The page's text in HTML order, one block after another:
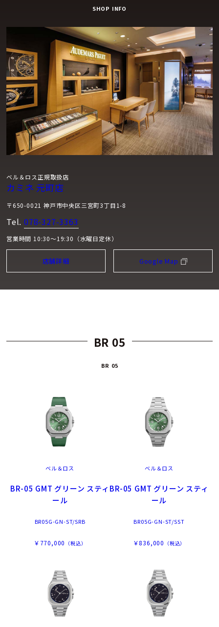
SHOP INFO
ベル＆ロス正規取扱店
カミネ 元町店
〒650-0021 神戸市中央区三宮町3丁目1-8
Tel. 078-327-3363
営業時間 10:30～19:30（水曜日定休）
店舗詳細 Google Map
BR 05
BR 05
ベル＆ロス
BR-05 GMT グリーン スティ
ール
BR05G-GN-ST/SRB
￥770,000 （税込）
ベル＆ロス
BR-05 GMT グリーン スティ
ール
BR05G-GN-ST/SST
￥836,000 （税込）